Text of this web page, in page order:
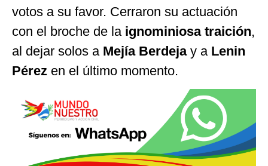
votos a su favor. Cerraron su actuación
con el broche de la ignominiosa traición,
al dejar solos a Mejía Berdejay a Lenin
Pérez en el último momento.